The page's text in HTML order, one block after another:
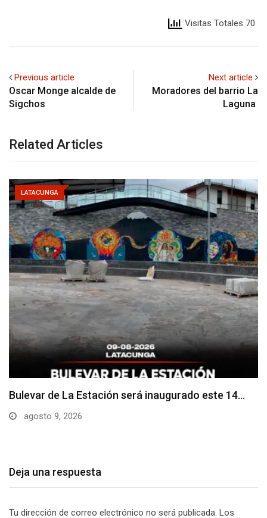
Visitas Totales 70
Previous article
Oscar Monge alcalde de
Sigchos
Next article
Moradores del barrio La
Laguna
Related Articles
LATACUNGA
Adoquines levantados generan preocupación en
dos vías de…
Deja una respuesta
Tu dirección de correo electrónico no será publicada. Los